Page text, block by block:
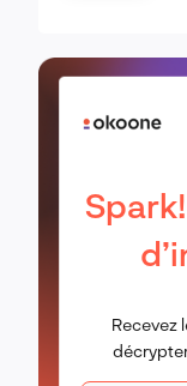
Recevez